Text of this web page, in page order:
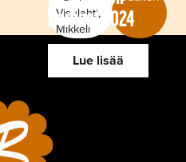
Visulahti,
Mikkeli
Parhaat 2024
Lue lisää